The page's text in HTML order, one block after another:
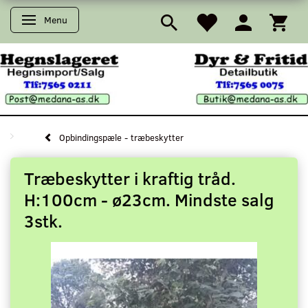
Skifte navigation
Menu
Opbindingspæle - træbeskytter
Træbeskytter i kraftig tråd.
H:100cm - ø23cm. Mindste salg
3stk.